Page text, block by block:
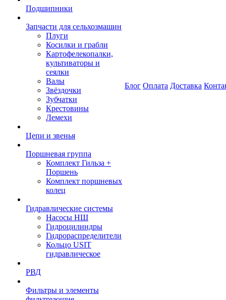
Подшипники
Запчасти для сельхозмашин
Плуги
Косилки и грабли
Картофелекопалки,
культиваторы и
сеялки
Валы
Звёздочки
Зубчатки
Крестовины
Лемехи
Цепи и звенья
Поршневая группа
Комплект Гильза +
Поршень
Комплект поршневых
колец
Гидравлические системы
Насосы НШ
Гидроцилиндры
Гидрораспределители
Кольцо USIT
гидравлическое
РВД
Фильтры и элементы
Блог Оплата Доставка